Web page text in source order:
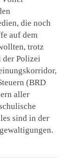
die noch
auf dem
trotz
der Polizei
(BRD
aller
sind in der